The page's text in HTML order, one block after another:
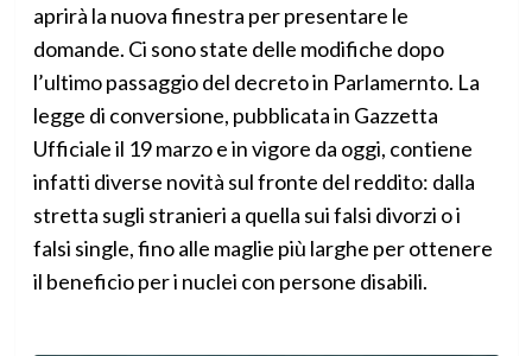
aprirà la nuova finestra per presentare le
domande. Ci sono state delle modifiche dopo
l’ultimo passaggio del decreto in Parlamernto. La
legge di conversione, pubblicata in Gazzetta
Ufficiale il 19 marzo e in vigore da oggi, contiene
infatti diverse novità sul fronte del reddito: dalla
stretta sugli stranieri a quella sui falsi divorzi o i
falsi single, fino alle maglie più larghe per ottenere
il beneficio per i nuclei con persone disabili.